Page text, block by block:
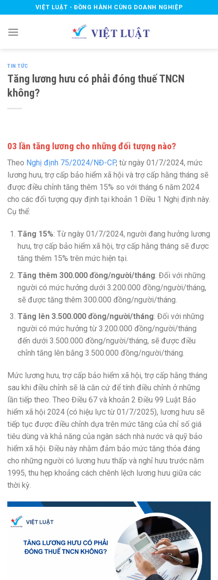
to
content
VIỆT LUẬT - ĐỒNG HÀNH CÙNG DOANH NGHIỆP
TIN TỨC
Tăng lương hưu có phải đóng thuế TNCN
không?
03 lần tăng lương cho những đối tượng nào?
Theo Nghị định 75/2024/NĐ-CP, từ ngày 01/7/2024, mức
lương hưu, trợ cấp bảo hiểm xã hội và trợ cấp hằng tháng sẽ
được điều chỉnh tăng thêm 15% so với tháng 6 năm 2024
cho các đối tượng quy định tại khoản 1 Điều 1 Nghị định này.
Cụ thể:
Tăng 15%: Từ ngày 01/7/2024, người đang hưởng lương
hưu, trợ cấp bảo hiểm xã hội, trợ cấp hằng tháng sẽ được
tăng thêm 15% trên mức hiện tại.
Tăng thêm 300.000 đồng/người/tháng: Đối với những
người có mức hưởng dưới 3.200.000 đồng/người/tháng,
sẽ được tăng thêm 300.000 đồng/người/tháng.
Tăng lên 3.500.000 đồng/người/tháng: Đối với những
người có mức hưởng từ 3.200.000 đồng/người/tháng
đến dưới 3.500.000 đồng/người/tháng, sẽ được điều
chỉnh tăng lên bằng 3.500.000 đồng/người/tháng.
Mức lương hưu, trợ cấp bảo hiểm xã hội, trợ cấp hằng tháng
sau khi điều chỉnh sẽ là căn cứ để tính điều chỉnh ở những
lần tiếp theo. Theo Điều 67 và khoản 2 Điều 99 Luật Bảo
hiểm xã hội 2024 (có hiệu lực từ 01/7/2025), lương hưu sẽ
tiếp tục được điều chỉnh dựa trên mức tăng của chỉ số giá
tiêu dùng và khả năng của ngân sách nhà nước và quỹ bảo
hiểm xã hội. Điều này nhằm đảm bảo mức tăng thỏa đáng
cho những người có lương hưu thấp và nghỉ hưu trước năm
1995, thu hẹp khoảng cách chênh lệch lương hưu giữa các
thời kỳ.